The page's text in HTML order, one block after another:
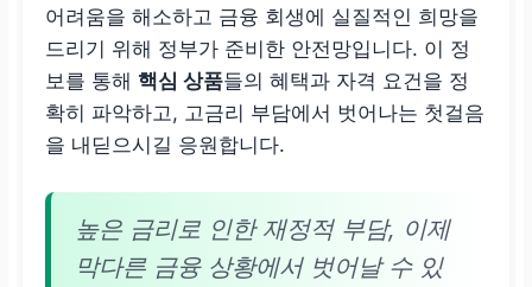
어려움을 해소하고 금융 회생에 실질적인 희망을
드리기 위해 정부가 준비한 안전망입니다. 이 정
보를 통해 핵심 상품들의 혜택과 자격 요건을 정
확히 파악하고, 고금리 부담에서 벗어나는 첫걸음
을 내딛으시길 응원합니다.
높은 금리로 인한 재정적 부담, 이제
막다른 금융 상황에서 벗어날 수 있